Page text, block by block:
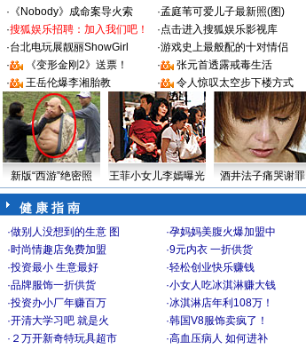
· 《Nobody》成命案导火索 ·孟庭苇可爱儿子最新照(图)
·搜狐娱乐招聘：加入我们吧！ ·点击进入搜狐娱乐影视库
·台北电玩展靓丽ShowGirl ·游戏史上最般配的十对情侣
·
《变形金刚2》送票！ ·
张元首透露戒毒生活
·
王岳伦爆李湘胎教 · 令人惊叹太空步下楼方式
新版“西游”绝密照 王菲小女儿李嫣曝光 酒井法子痛哭谢罪
健 康 指 南
·做别人没想到的生意 图 ·孕妈妈美腹火爆加盟中
·时尚情趣店免费加盟 ·9元内衣 一折供货
·投资最小 生意最好 ·轻松创业快乐赚钱
·品牌服饰一折供货 ·小女人吃冰淇淋赚大钱
·投资办小厂年赚百万 ·冰淇淋店年利108万！
·开清大学习吧 就是火 ·韩国V8服饰卖疯了！
· ２万开新奇特玩具超市 ·高血压病人 如何进补